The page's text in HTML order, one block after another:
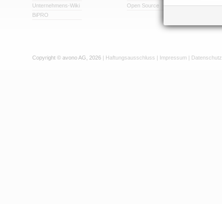
Unternehmens-Wiki
BiPRO
Open Source
Copyright © avono AG, 2026 | Haftungsausschluss | Impressum | Datenschutz